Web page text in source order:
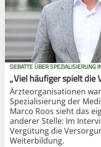
DEBATTE ÜBER SPEZIALISIERUNG
„Viel häufiger spielt die
Ärzteorganisationen
Spezialisierung der
Marco Roos sieht das
anderer Stelle: Im
Vergütung die
Weiterbildung.